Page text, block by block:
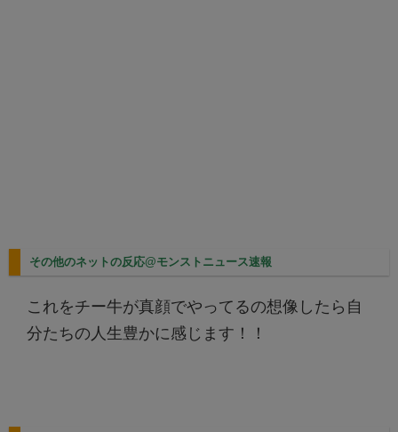
その他のネットの反応@モンストニュース速報
これをチー牛が真顔でやってるの想像したら自
分たちの人生豊かに感じます！！